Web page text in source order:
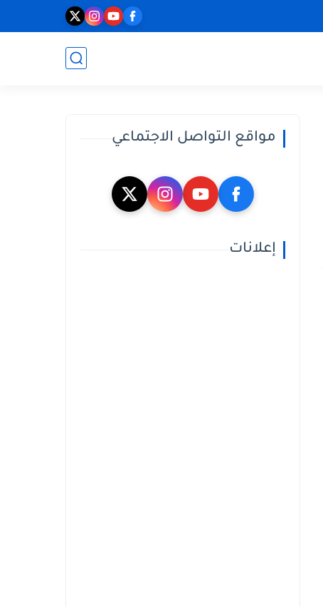
مواقع التواصل الاجتماعي
إعلانات